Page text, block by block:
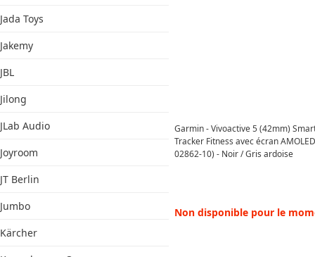
Jada Toys
Jakemy
JBL
Jilong
JLab Audio
Joyroom
JT Berlin
Jumbo
Kärcher
Garmin - Vivoactive 5 (42mm)
Tracker Fitness avec écran
02862-10) - Noir / Gris ardoise
Non disponible pour le